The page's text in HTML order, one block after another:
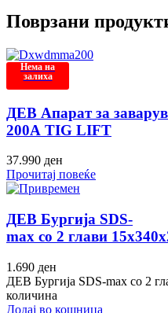
Поврзани
Нема на
залиха
ДЕВ Апарат за
200А TIG LIFT
37.990 ден
Прочитај повеќе
ДЕВ Бургија SDS-
max со 2 глави
1.690 ден
ДЕВ Бургија SDS-max со 2
количина
Додај во кошница